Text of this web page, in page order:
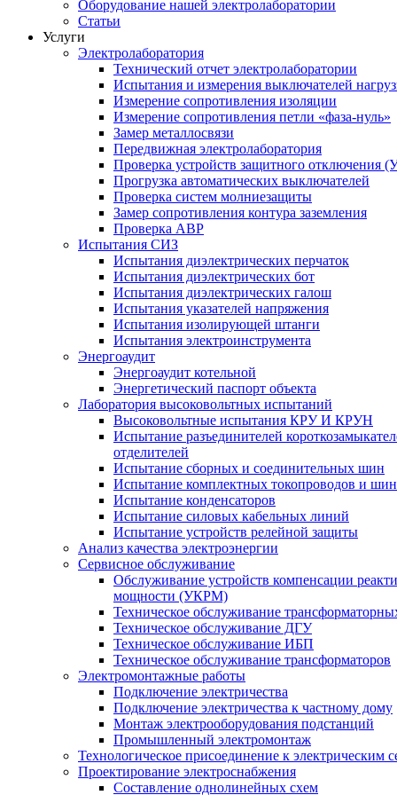
Оборудование нашей электролаборатории
Статьи
Услуги
Электролаборатория
Технический отчет электролаборатории
Испытания и измерения выключателей
Измерение сопротивления изоляции
Измерение сопротивления петли «фаза-нуль»
Замер металлосвязи
Передвижная электролаборатория
Проверка устройств защитного отключения
Прогрузка автоматических выключателей
Проверка систем молниезащиты
Замер сопротивления контура заземления
Проверка АВР
Испытания СИЗ
Испытания диэлектрических перчаток
Испытания диэлектрических бот
Испытания диэлектрических галош
Испытания указателей напряжения
Испытания изолирующей штанги
Испытания электроинструмента
Энергоаудит
Энергоаудит котельной
Энергетический паспорт объекта
Лаборатория высоковольтных испытаний
Высоковольтные испытания КРУ И КРУН
Испытание разъединителей
отделителей
Испытание сборных и соединительных шин
Испытание комплектных токопроводов и
Испытание конденсаторов
Испытание силовых кабельных линий
Испытание устройств релейной защиты
Анализ качества электроэнергии
Сервисное обслуживание
Обслуживание устройств компенсации
мощности (УКРМ)
Техническое обслуживание
Техническое обслуживание ДГУ
Техническое обслуживание ИБП
Техническое обслуживание трансформаторов
Электромонтажные работы
Подключение электричества
Подключение электричества к частному дому
Монтаж электрооборудования подстанций
Промышленный электромонтаж
Технологическое присоединение к электрическим
Проектирование электроснабжения
Составление однолинейных схем